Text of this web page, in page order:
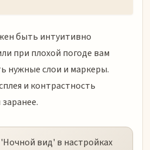
быть интуитивно
при плохой погоде вам
нужные слои и маркеры.
и контрастность
вид' в настройках